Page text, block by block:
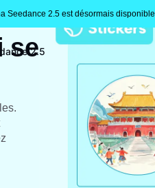
Seedance 2.5 est désormais disponible
2.5
se